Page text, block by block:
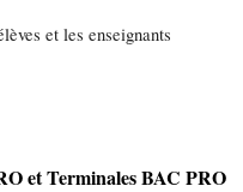
les enseignants
et Terminales BAC PRO